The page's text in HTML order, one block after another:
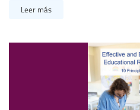
Leer más